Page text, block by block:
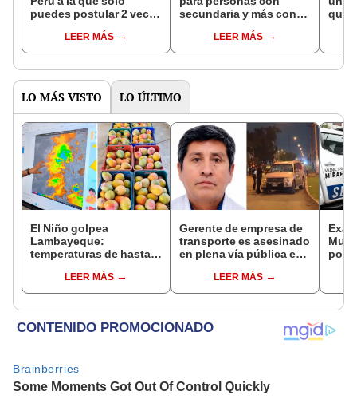
puedes postular 2 veces
LEER MÁS
secundaria y más con
¿cómo postular?
LEER MÁS
que
LO MÁS VISTO LO ÚLTIMO
El Niño golpea
Lambayeque:
temperaturas de hasta
producción de mango y
palta
LEER MÁS
Gerente de empresa de
transporte es asesinado
en plena vía pública en
sobrevivió al ataque
LEER MÁS
por